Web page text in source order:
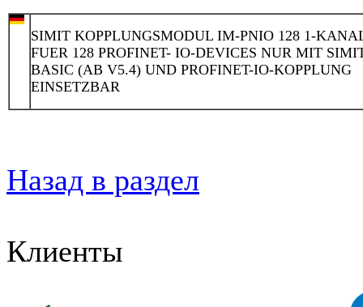
SIMIT KOPPLUNGSMODUL IM-PNIO 128 1-
FUER 128 PROFINET- IO-DEVICES NUR MIT
BASIC (AB V5.4) UND PROFINET-IO-KOPPLUNG
EINSETZBAR
Назад в раздел
Клиенты